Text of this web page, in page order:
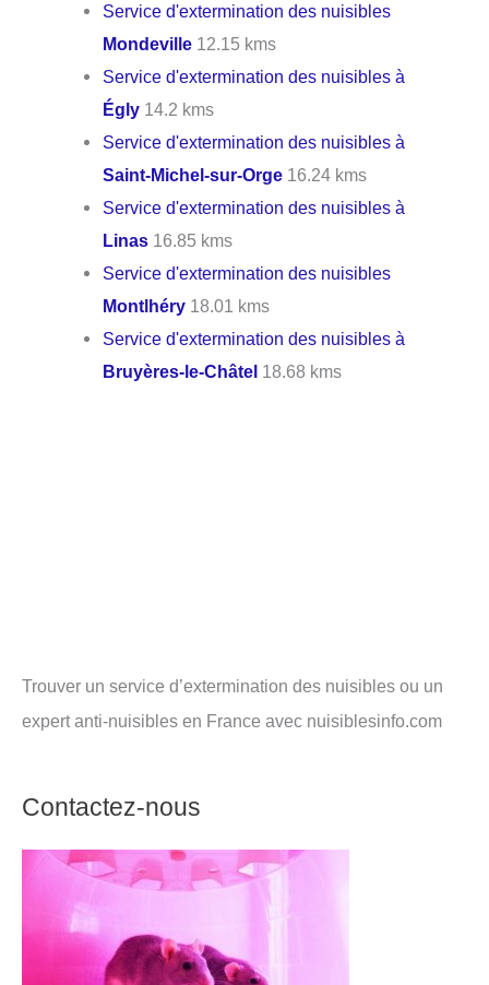
Service d'extermination des nuisibles
Mondeville 12.15 kms
Service d'extermination des nuisibles à
Égly 14.2 kms
Service d'extermination des nuisibles à
Saint-Michel-sur-Orge 16.24 kms
Service d'extermination des nuisibles à
Linas 16.85 kms
Service d'extermination des nuisibles
Montlhéry 18.01 kms
Service d'extermination des nuisibles à
Bruyères-le-Châtel 18.68 kms
Trouver un service d’extermination des nuisibles ou un
expert anti-nuisibles en France avec nuisiblesinfo.com
Contactez-nous